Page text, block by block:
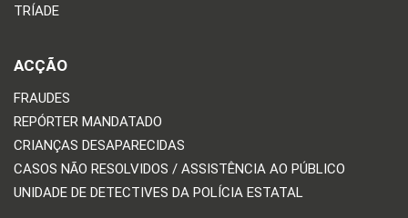
TRÍADE
ACÇÃO
FRAUDES
REPÓRTER MANDATADO
CRIANÇAS DESAPARECIDAS
CASOS NÃO RESOLVIDOS / ASSISTÊNCIA AO PÚBLICO
UNIDADE DE DETECTIVES DA POLÍCIA ESTATAL